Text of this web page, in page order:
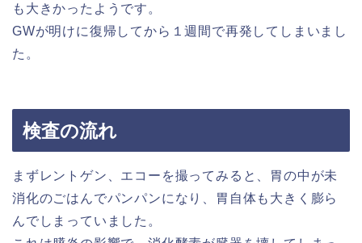
も大きかったようです。
GWが明けに復帰してから１週間で再発してしまいまし
た。
検査の流れ
まずレントゲン、エコーを撮ってみると、胃の中が未
消化のごはんでパンパンになり、胃自体も大きく膨ら
んでしまっていました。